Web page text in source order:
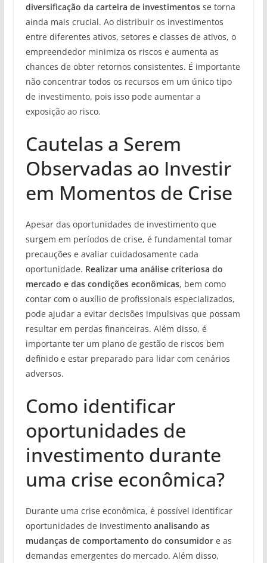
diversificação da carteira de investimentosse torna
ainda mais crucial. Ao distribuir os investimentos
entre diferentes ativos, setores e classes de ativos, o
empreendedor minimiza os riscos e aumenta as
chances de obter retornos consistentes. É importante
não concentrar todos os recursos em um único tipo
de investimento, pois isso pode aumentar a
exposição ao risco.
Cautelas a Serem
Observadas ao Investir
em Momentos de Crise
Apesar das oportunidades de investimento que
surgem em períodos de crise, é fundamental tomar
precauções e avaliar cuidadosamente cada
oportunidade. Realizar uma análise criteriosa do
mercado e das condições econômicas, bem como
contar com o auxílio de profissionais especializados,
pode ajudar a evitar decisões impulsivas que possam
resultar em perdas financeiras. Além disso, é
importante ter um plano de gestão de riscos bem
definido e estar preparado para lidar com cenários
adversos.
Como identificar
oportunidades de
investimento durante
uma crise econômica?
Durante uma crise econômica, é possível identificar
oportunidades de investimento analisando as
mudanças de comportamento do consumidore as
demandas emergentes do mercado. Além disso,